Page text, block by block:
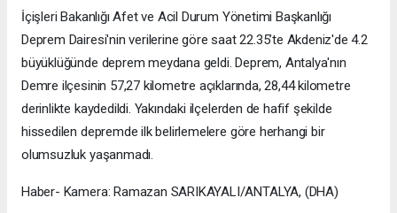
İçişleri Bakanlığı Afet ve Acil Durum Yönetimi Başkanlığı
Deprem Dairesi'nin verilerine göre saat 22.35’te Akdeniz'de 4.2
büyüklüğünde deprem meydana geldi. Deprem, Antalya'nın
Demre ilçesinin 57,27 kilometre açıklarında, 28,44 kilometre
derinlikte kaydedildi. Yakındaki ilçelerden de hafif şekilde
hissedilen depremde ilk belirlemelere göre herhangi bir
olumsuzluk yaşanmadı.
Haber- Kamera: Ramazan SARIKAYALI/ANTALYA, (DHA)